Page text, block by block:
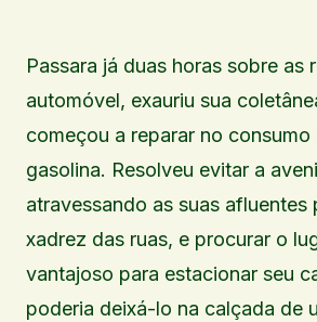
Passara já duas horas sobre as
automóvel, exauriu sua
começou a reparar no
gasolina. Resolveu evitar a
atravessando as suas afluentes
xadrez das ruas, e procurar o
vantajoso para estacionar seu
poderia deixá-lo na calçada de